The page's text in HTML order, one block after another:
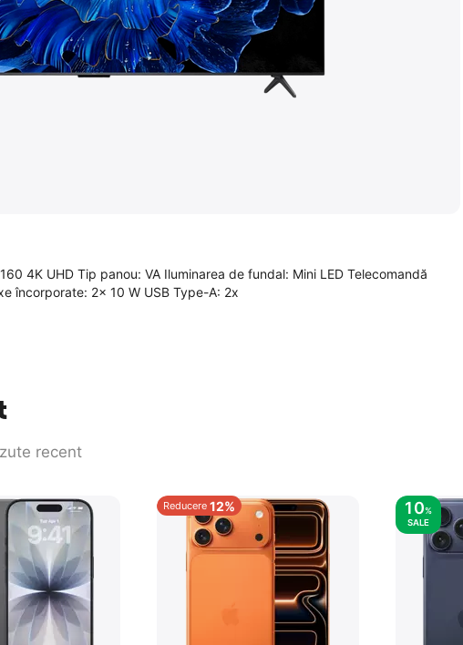
4K UHD Tip panou: VA Iluminarea de fundal: Mini LED Telecomandă
încorporate: 2x 10 W USB Type-A: 2x
recent
Reducere 12% 10%
SALE